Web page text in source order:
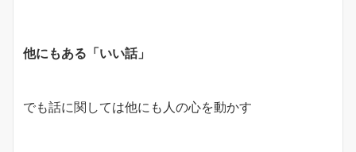
他にもある「いい話」
でも話に関しては他にも人の心を動かす